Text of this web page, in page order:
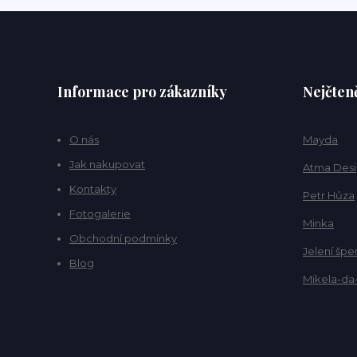
Informace pro zákazníky
O nás
Jak nakupovat
Kontakty
Fotogalerie
Obchodní podmínky
Blog
Mayda
Atma
Petr Hůza
Minka
Jelení
Mikela-